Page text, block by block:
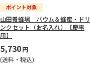
山田養蜂場 バウム＆蜂蜜・ドリ
ンクセット（お名入れ）【慶事
用】
5,730円
(送料・税込)